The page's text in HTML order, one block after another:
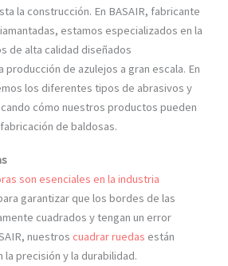
la construcción. En BASAIR, fabricante
estamos especializados en la
de alta calidad diseñados
de azulejos a gran escala. En
los diferentes tipos de abrasivos y
cómo nuestros productos pueden
de baldosas.
son esenciales en la industria
garantizar que los bordes de las
cuadrados y tengan un error
nuestroscuadrar ruedas están
la precisión y la durabilidad.